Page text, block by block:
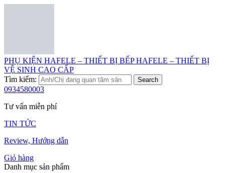
PHỤ KIỆN HAFELE – THIẾT BỊ BẾP HAFELE – THIẾT BỊ
VỆ SINH CAO CẤP
Tìm kiếm:
Search
0934580003
Tư vấn miễn phí
TIN TỨC
Review, Hướng dẫn
Giỏ hàng
Danh mục sản phẩm